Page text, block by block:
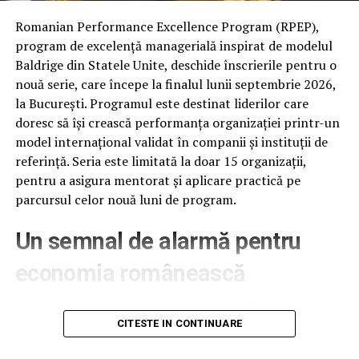
retail, spart lemne, dat zăpada etc. – zona de muncă
imediată care poate rotunji bugetul lunar.
Diferența este că nu mai e nevoie de un proces lung de
recrutare: se publică un anunț, se urmăresc cererile și se
răspunde rapid.
Mame care lucrează de acasă sau au
ferestre scurte de timp
viața: proiecte remote sau sarcini punctuale, în funcție
de programul copiilor.
de căutare continuă, apare o alertă când există ceva
potrivit. Mamele își pot publica anunțurile în funcție de
Romanian Performance Excellence Program (RPEP),
program de excelență managerială inspirat de modelul
Baldrige din Statele Unite, deschide înscrierile pentru o
nouă serie, care începe la finalul lunii septembrie 2026,
la București. Programul este destinat liderilor care
doresc să își crească performanța organizației printr-un
model internațional validat în companii și instituții de
referință. Seria este limitată la doar 15 organizații,
pentru a asigura mentorat și aplicare practică pe
parcursul celor nouă luni de program.
Un semnal de alarmă pentru
economia românească
Clasamentul anual publicat de Institute for
Management Development (IMD), la 18 iunie 2026,
CITESTE IN CONTINUARE